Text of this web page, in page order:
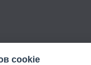
cookie